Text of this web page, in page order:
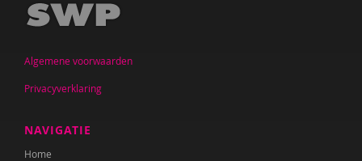
Loes van Heek
Barbara Hermsen
Algemene voorwaarden
Privacyverklaring
NAVIGATIE
Home